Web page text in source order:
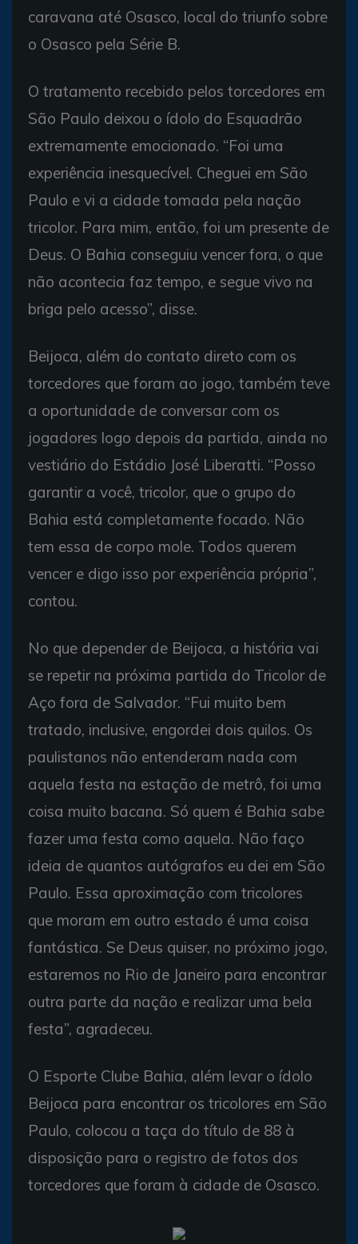
caravana até Osasco, local do triunfo sobre
o Osasco pela Série B.
O tratamento recebido pelos torcedores em
São Paulo deixou o ídolo do Esquadrão
extremamente emocionado. “Foi uma
experiência inesquecível. Cheguei em São
Paulo e vi a cidade tomada pela nação
tricolor. Para mim, então, foi um presente de
Deus. O Bahia conseguiu vencer fora, o que
não acontecia faz tempo, e segue vivo na
briga pelo acesso”, disse.
Beijoca, além do contato direto com os
torcedores que foram ao jogo, também teve
a oportunidade de conversar com os
jogadores logo depois da partida, ainda no
vestiário do Estádio José Liberatti. “Posso
garantir a você, tricolor, que o grupo do
Bahia está completamente focado. Não
tem essa de corpo mole. Todos querem
vencer e digo isso por experiência própria”,
contou.
No que depender de Beijoca, a história vai
se repetir na próxima partida do Tricolor de
Aço fora de Salvador. “Fui muito bem
tratado, inclusive, engordei dois quilos. Os
paulistanos não entenderam nada com
aquela festa na estação de metrô, foi uma
coisa muito bacana. Só quem é Bahia sabe
fazer uma festa como aquela. Não faço
ideia de quantos autógrafos eu dei em São
Paulo. Essa aproximação com tricolores
que moram em outro estado é uma coisa
fantástica. Se Deus quiser, no próximo jogo,
estaremos no Rio de Janeiro para encontrar
outra parte da nação e realizar uma bela
festa”, agradeceu.
O Esporte Clube Bahia, além levar o ídolo
Beijoca para encontrar os tricolores em São
Paulo, colocou a taça do título de 88 à
disposição para o registro de fotos dos
torcedores que foram à cidade de Osasco.